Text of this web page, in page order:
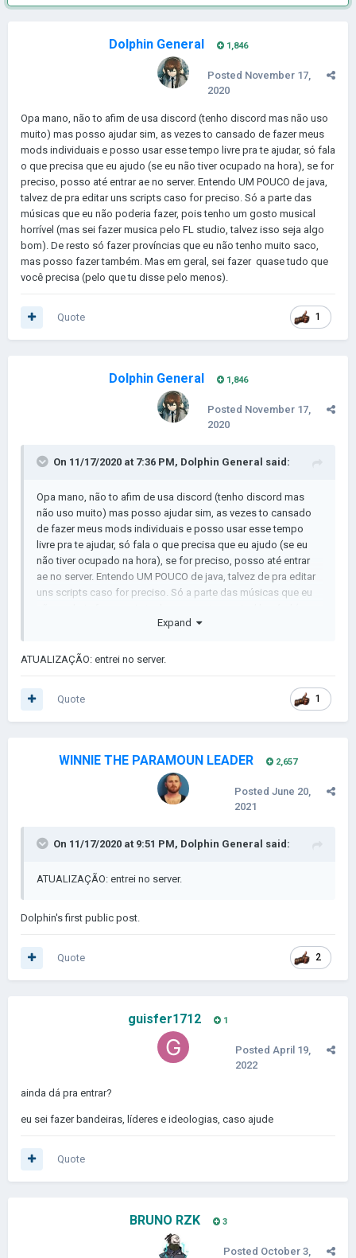
Dolphin General 1,846
Posted November 17,
2020
Opa mano, não to afim de usa discord (tenho discord mas não uso
muito) mas posso ajudar sim, as vezes to cansado de fazer meus
mods individuais e posso usar esse tempo livre pra te ajudar, só fala
o que precisa que eu ajudo (se eu não tiver ocupado na hora), se for
preciso, posso até entrar ae no server. Entendo UM POUCO de java,
talvez de pra editar uns scripts caso for preciso. Só a parte das
músicas que eu não poderia fazer, pois tenho um gosto musical
horrível (mas sei fazer musica pelo FL studio, talvez isso seja algo
bom). De resto só fazer províncias que eu não tenho muito saco,
mas posso fazer também. Mas em geral, sei fazer quase tudo que
você precisa (pelo que tu disse pelo menos).
1
Quote
Dolphin General 1,846
Posted November 17,
2020
On 11/17/2020 at 7:36 PM, Dolphin General said:
Opa mano, não to afim de usa discord (tenho discord mas
não uso muito) mas posso ajudar sim, as vezes to cansado
de fazer meus mods individuais e posso usar esse tempo
livre pra te ajudar, só fala o que precisa que eu ajudo (se eu
não tiver ocupado na hora), se for preciso, posso até entrar
ae no server. Entendo UM POUCO de java, talvez de pra editar
uns scripts caso for preciso. Só a parte das músicas que eu
sei fazer musica pelo FL studio, talvez isso seja algo bom).
mas posso fazer também. Mas em geral, sei fazer
Expand
ATUALIZAÇÃO: entrei no server.
1
Quote
WINNIE THE PARAMOUN LEADER 2,657
Posted June 20,
2021
On 11/17/2020 at 9:51 PM, Dolphin General said:
ATUALIZAÇÃO: entrei no server.
Dolphin's first public post.
2
Quote
guisfer1712 1
Posted April 19,
2022
ainda dá pra entrar?
eu sei fazer bandeiras, líderes e ideologias, caso ajude
Quote
BRUNO RZK 3
Posted October 3,